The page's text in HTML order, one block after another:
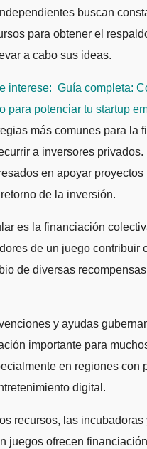
buscan
para obtener el
a cabo sus ideas.
interese: Guía completa:
para potenciar tu startup
más comunes para la
a inversores
en apoyar
de la inversión.
es la financiación
de un juego contribuir
de diversas
y ayudas
importante para
en regiones con
digital.
recursos, las
juegos ofrecen